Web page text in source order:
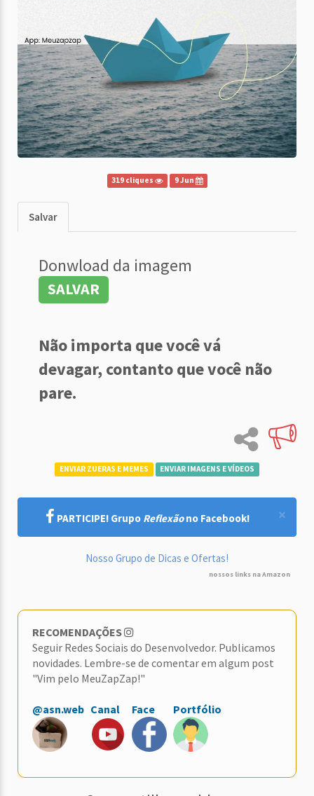
319 cliques 9 Jun
Salvar
Donwload da imagem
SALVAR
Não importa que você vá
devagar, contanto que você não
pare.
ENVIAR ZUERAS E MEMES ENVIAR IMAGENS E VÍDEOS
×
PARTICIPE! Grupo Reflexãono Facebook!
Nosso Grupo de Dicas e Ofertas!
nossos links na Amazon
RECOMENDAÇÕES
Seguir Redes Sociais do Desenvolvedor. Publicamos
novidades. Lembre-se de comentar em algum post
"Vim pelo MeuZapZap!"
@asn.web Canal Face Portfólio